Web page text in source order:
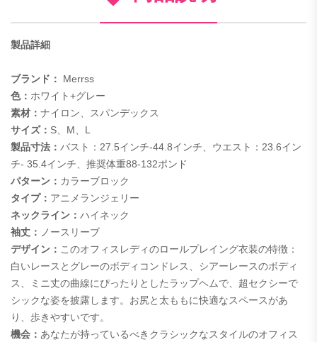
製品詳細
ブランド：
Merrss
色： ホワイト+グレー
素材： ナイロン、スパンデックス
サイズ： S、M、L
製品寸法： バスト：27.5インチ-44.8インチ、ウエスト：23.6イン
チ- 35.4インチ、 推奨体重88-132ポンド
パターン： カラーブロック
タイプ： アニメランジェリー
ネックライン： ハイネック
袖丈： ノースリーブ
デザイン： このオフィスレディのロールプレイング衣装の特徴：
白いレースとグレーのボディコンドレス、シアーレースのボディ
ス、ミニ丈の曲線にぴったりとしたラップヘムで、超セクシーで
シックな姿を披露します。お尻と太ももに快適なスペースがあ
り、歩きやすいです。
機会： あなたが持っているべきクラシックなスタイルのオフィス